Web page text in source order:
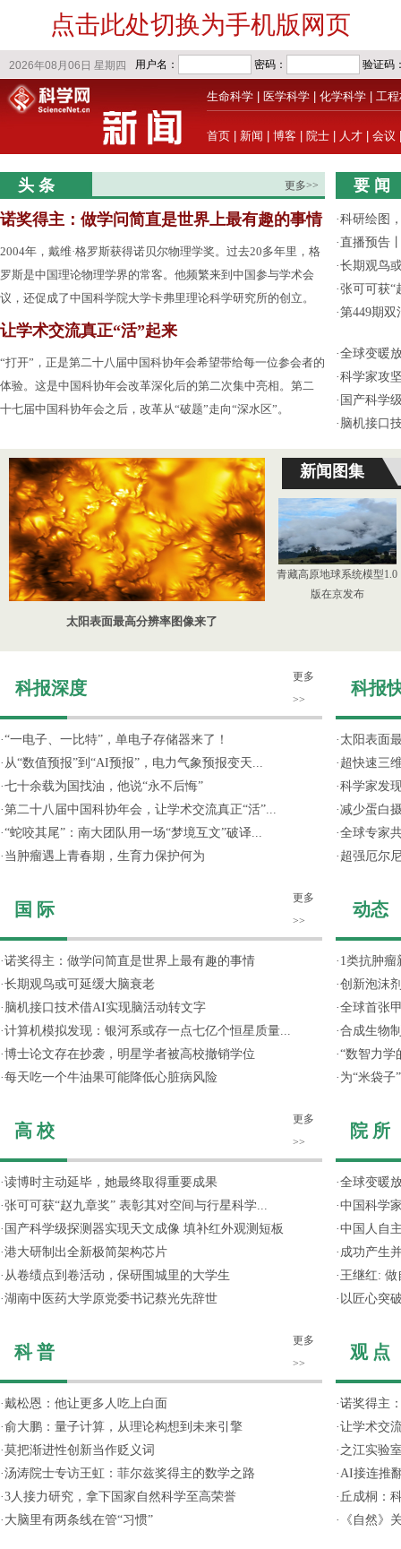
点击此处切换为手机版网页
生命科学 医学科学 化学科学 工
首页 新闻 博客 院士 人才 会议
头 条 更多>>
诺奖得主：做学问简直是世界上最有趣的事情
2004年，戴维·格罗斯获得诺贝尔物理学奖。过去20多年里，格
罗斯是中国理论物理学界的常客。他频繁来到中国参与学术会
议，还促成了中国科学院大学卡弗里理论科学研究所的创立。
让学术交流真正“活”起来
“打开”，正是第二十八届中国科协年会希望带给每一位参会者的
体验。这是中国科协年会改革深化后的第二次集中亮相。第二
十七届中国科协年会之后，改革从“破题”走向“深水区”。
要 闻
·科研绘图
·直播预告
·长期观鸟
·张可可获“
·第449期双
·全球变暖
·科学家攻
· 国产科学
· 脑机接口
太阳表面最高分辨率图像来了
新闻图集
青藏高原地球系统模型1.0
版在京发布
科报深度
更多
>>
·“一电子、一比特”，单电子存储器来了！
· 从“数值预报”到“AI预报”，电力气象预报变天...
·七十余载为国找油，他说“永不后悔”
·第二十八届中国科协年会，让学术交流真正“活”...
·“蛇咬其尾”：南大团队用一场“梦境互文”破译...
· 当肿瘤遇上青春期，生育力保护何为
国 际
更多
>>
·诺奖得主：做学问简直是世界上最有趣的事情
·长期观鸟或可延缓大脑衰老
· 脑机接口技术借AI实现脑活动转文字
·计算机模拟发现：银河系或存一点七亿个恒星质量...
·博士论文存在抄袭，明星学者被高校撤销学位
·每天吃一个牛油果可能降低心脏病风险
高 校
更多
>>
·读博时主动延毕，她最终取得重要成果
·张可可获“赵九章奖” 表彰其对空间与行星科学...
· 国产科学级探测器实现天文成像 填补红外观测短板
·港大研制出全新极简架构芯片
· 从卷绩点到卷活动，保研围城里的大学生
·湖南中医药大学原党委书记蔡光先辞世
科 普
更多
>>
·戴松恩：他让更多人吃上白面
·俞大鹏：量子计算，从理论构想到未来引擎
·莫把渐进性创新当作贬义词
·汤涛院士专访王虹：菲尔兹奖得主的数学之路
·3人接力研究，拿下国家自然科学至高荣誉
· 大脑里有两条线在管“习惯”
科报
· 太阳表面
· 超快速三
·科学家发
·减少蛋白
·全球专家
· 超强厄尔
动态
· 1类抗肿瘤
·创新泡沫
·全球首张
·合成生物
·“数智力学
· 为“米袋子
院 所
·全球变暖
·中国科学
·中国人自
· 成功产生
· 王继红: 做
· 以匠心突
观 点
·诺奖得主
·让学术交
· 之江实验
·AI接连推
· 丘成桐：
·
《自然》